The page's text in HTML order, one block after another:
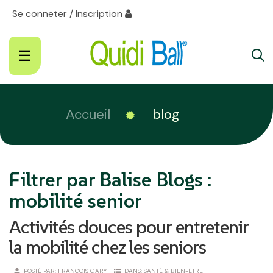
Se conneter / Inscription
Basculer
la
☰
Accueil blog
Filtrer par Balise Blogs :
mobilité senior
Activités douces pour entretenir
la mobilité chez les seniors
POSTÉ PAR: FRANÇOIS GARY DANS: SANTÉ & BIEN-ÊTRE